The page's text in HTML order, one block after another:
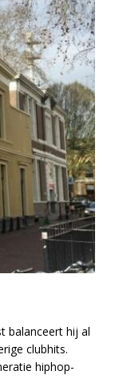
balanceert hij al
clubhits.
hiphop-